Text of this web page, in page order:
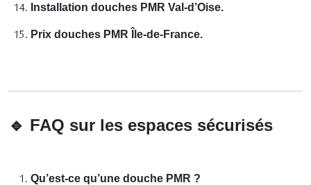
Installation douches PMR Val-d’Oise.
Prix douches PMR Île-de-France.
🔹 FAQ sur les espaces sécurisés
Qu’est-ce qu’une douche PMR ?